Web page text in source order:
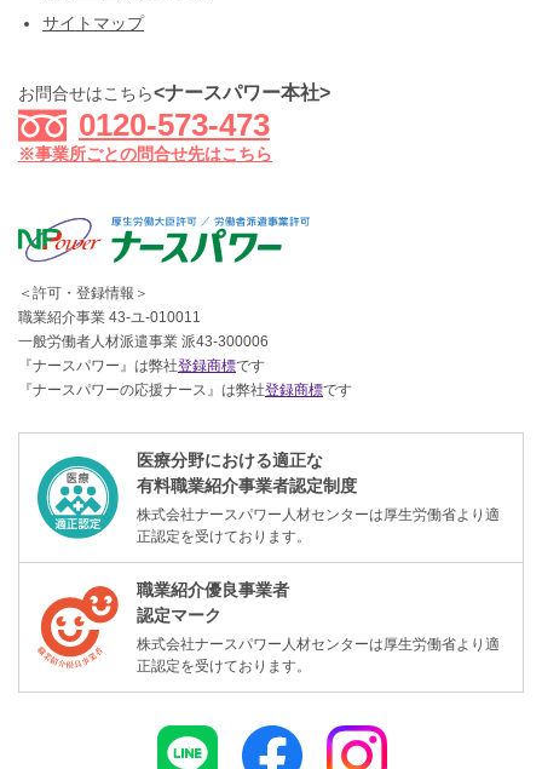
サイトマップ
お問合せはこちら<ナースパワー本社>
0120-573-473
※事業所ごとの問合せ先はこちら
＜許可・登録情報＞
職業紹介事業 43-ユ-010011
一般労働者人材派遣事業 派43-300006
『ナースパワー』は弊社登録商標です
『ナースパワーの応援ナース』は弊社登録商標です
医療分野における適正な
有料職業紹介事業者認定制度
株式会社ナースパワー人材センターは厚生労働省より適
正認定を受けております。
職業紹介優良事業者
認定マーク
株式会社ナースパワー人材センターは厚生労働省より適
正認定を受けております。